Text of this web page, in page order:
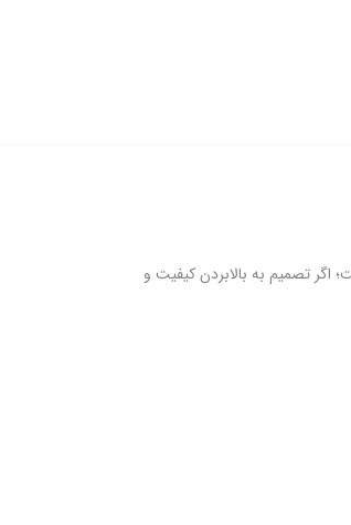
اگر تصمیم به بالابردن کیفیت و